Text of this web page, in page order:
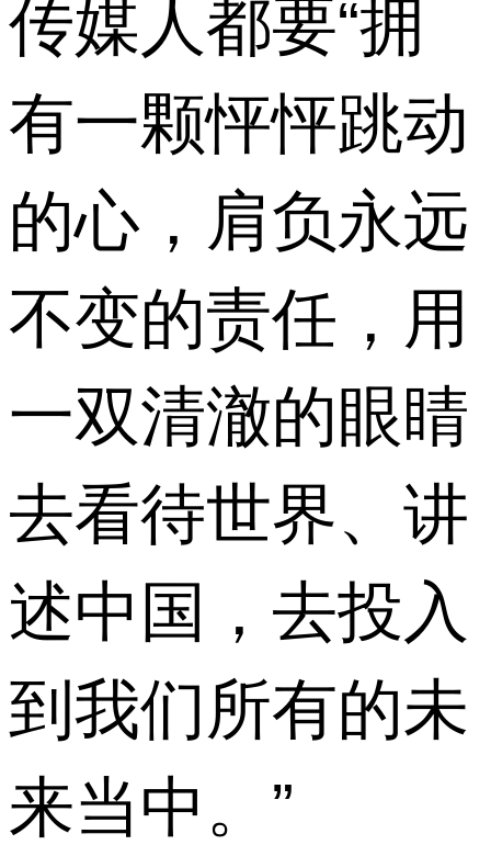
传媒人都要“拥
有一颗怦怦跳动
的心，肩负永远
不变的责任，用
一双清澈的眼睛
去看待世界、讲
述中国，去投入
到我们所有的未
来当中。”